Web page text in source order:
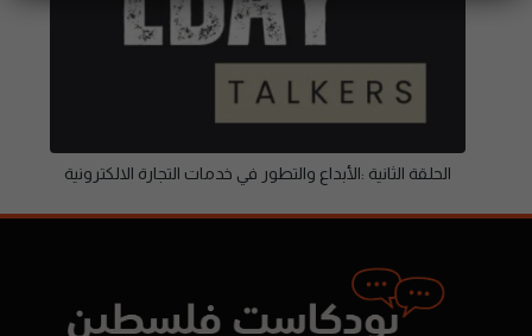
الحلقة الثانية :الأبداع والتطور في خدمات التجارة الالكترونية